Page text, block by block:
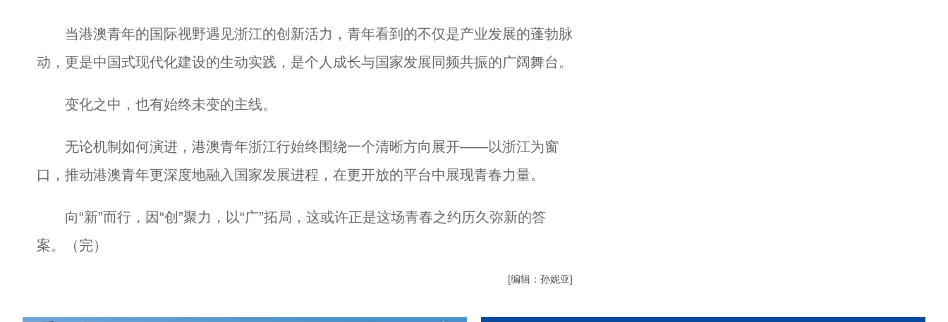
当港澳青年的国际视野遇见浙江的创新活力，青年看到的不仅是产业发展的蓬勃脉
动，更是中国式现代化建设的生动实践，是个人成长与国家发展同频共振的广阔舞台。
变化之中，也有始终未变的主线。
无论机制如何演进，港澳青年浙江行始终围绕一个清晰方向展开——以浙江为窗
口，推动港澳青年更深度地融入国家发展进程，在更开放的平台中展现青春力量。
向“新”而行，因“创”聚力，以“广”拓局，这或许正是这场青春之约历久弥新的答
案。（完）
[编辑：孙妮亚]